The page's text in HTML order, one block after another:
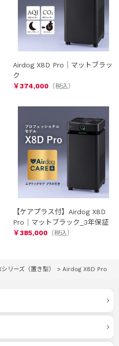
Airdog X8D Pro｜マットブラッ
ク
￥374,000
【ケアプラス付】Airdog X8D
Pro｜マットブラック_3年保証
￥385,000
リーズ（置き型） > Airdog X8D Pro